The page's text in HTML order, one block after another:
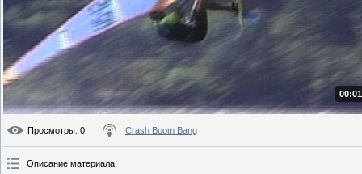
Просмотры: 0 Crash Boom Bang
Описание материала: